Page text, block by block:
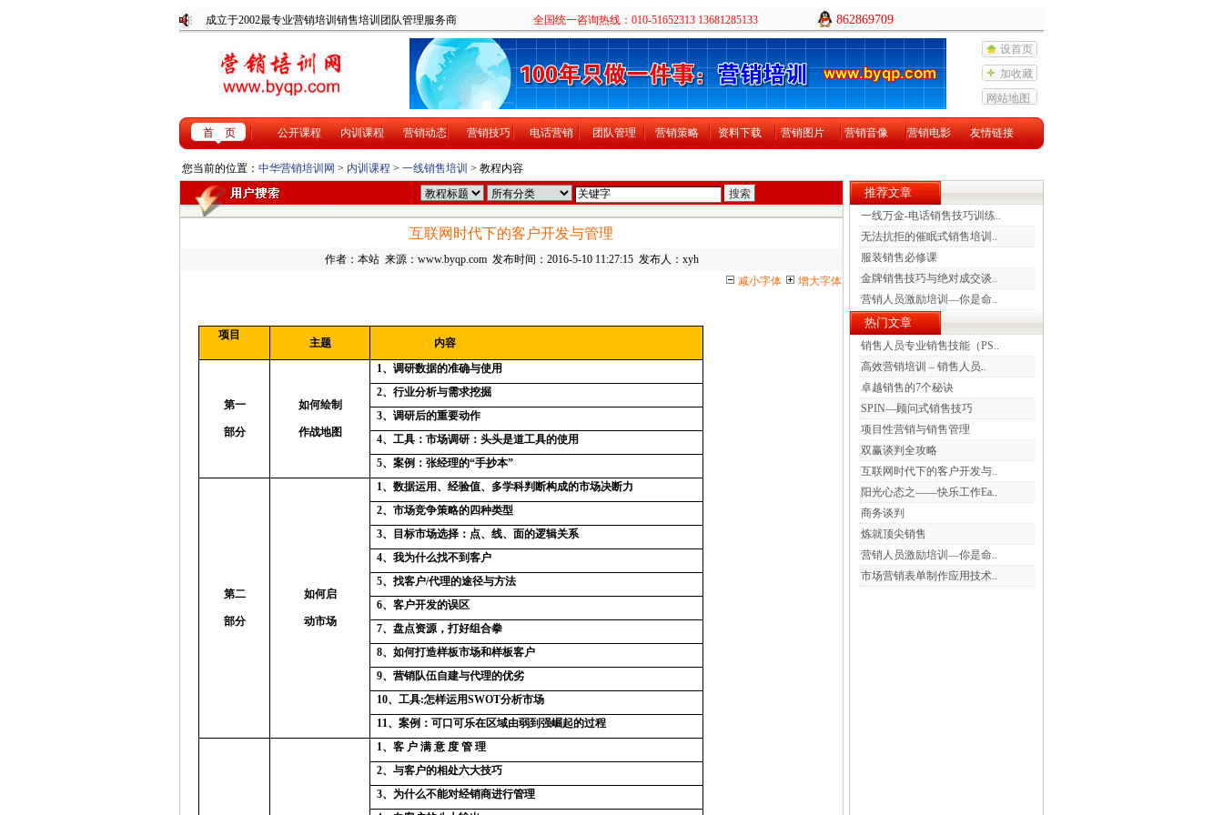
成立于2002最专业营销培训销售培训团队管理服务商 全国统一咨询热线：010-51652313 13681285133 862869709
设首页
加收藏
网站地图
首 页 公开课程 内训课程 营销动态 营销技巧 电话营销 团队管理 营销策略 资料下载 营销图片 营销音像 营销电影 友情链接
您当前的位置： 中华营销培训网 > 内训课程 > 一线销售培训 > 教程内容
互联网时代下的客户开发与管理
作者：本站 来源：www.byqp.com 发布时间：2016-5-10 11:27:15 发布人：xyh
减小字体
增大字体
项目
主题 内容
第一
部分
如何绘制
作战地图
1、调研数据的准确与使用
2、行业分析与需求挖掘
3、调研后的重要动作
4、工具：市场调研：头头是道工具的使用
5、案例：张经理的“手抄本”
第二
部分
如何启
动市场
1、数据运用、经验值、多学科判断构成的市场决断力
2、市场竞争策略的四种类型
3、目标市场选择：点、线、面的逻辑关系
4、我为什么找不到客户
5、找客户/代理的途径与方法
6、客户开发的误区
7、盘点资源，打好组合拳
8、如何打造样板市场和样板客户
9、营销队伍自建与代理的优劣
10、工具:怎样运用SWOT分析市场
11、案例：可口可乐在区域由弱到强崛起的过程
1、客 户 满 意 度 管 理
2、与客户的相处六大技巧
3、为什么不能对经销商进行管理
推荐文章
一线万金-电话销售技巧训练..
无法抗拒的催眠式销售培训..
服装销售必修课
金牌销售技巧与绝对成交谈..
营销人员激励培训—你是命..
热门文章
销售人员专业销售技能（PS..
高效营销培训 – 销售人员..
卓越销售的7个秘诀
SPIN—顾问式销售技巧
项目性营销与销售管理
双赢谈判全攻略
互联网时代下的客户开发与..
阳光心态之——快乐工作Ea..
商务谈判
炼就顶尖销售
营销人员激励培训—你是命..
市场营销表单制作应用技术..